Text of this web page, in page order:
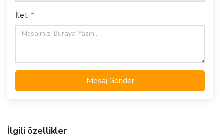
İleti
Mesaj Gönder
İlgili özellikler